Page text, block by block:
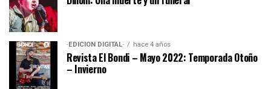
·EDICIÓN DIGITAL· hace 4 años
Revista El Bondi – Mayo 2022: Temporada Otoño
– Invierno